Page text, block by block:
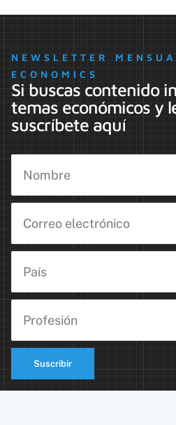
NEWSLETTER
ECONOMICS
Si buscas contenido
temas económicos y
suscríbete aquí
Suscribir